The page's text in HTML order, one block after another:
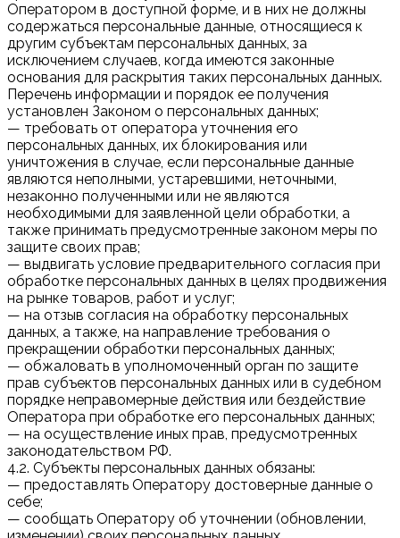
Оператором в доступной форме, и в них не должны
содержаться персональные данные, относящиеся к
другим субъектам персональных данных, за
исключением случаев, когда имеются законные
основания для раскрытия таких персональных данных.
Перечень информации и порядок ее получения
установлен Законом о персональных данных;
— требовать от оператора уточнения его
персональных данных, их блокирования или
уничтожения в случае, если персональные данные
являются неполными, устаревшими, неточными,
незаконно полученными или не являются
необходимыми для заявленной цели обработки, а
также принимать предусмотренные законом меры по
защите своих прав;
— выдвигать условие предварительного согласия при
обработке персональных данных в целях продвижения
на рынке товаров, работ и услуг;
— на отзыв согласия на обработку персональных
данных, а также, на направление требования о
прекращении обработки персональных данных;
— обжаловать в уполномоченный орган по защите
прав субъектов персональных данных или в судебном
порядке неправомерные действия или бездействие
Оператора при обработке его персональных данных;
— на осуществление иных прав, предусмотренных
законодательством РФ.
4.2. Субъекты персональных данных обязаны:
— предоставлять Оператору достоверные данные о
себе;
— сообщать Оператору об уточнении (обновлении,